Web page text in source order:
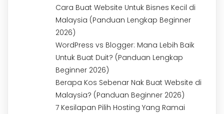
Cara Buat Website Untuk Bisnes Kecil di
Malaysia (Panduan Lengkap Beginner
2026)
WordPress vs Blogger: Mana Lebih Baik
Untuk Buat Duit? (Panduan Lengkap
Beginner 2026)
Berapa Kos Sebenar Nak Buat Website di
Malaysia? (Panduan Beginner 2026)
7 Kesilapan Pilih Hosting Yang Ramai